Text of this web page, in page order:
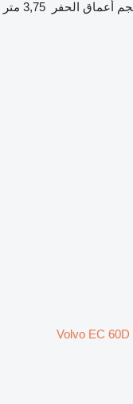
أعماق الحفر
3,75 متر